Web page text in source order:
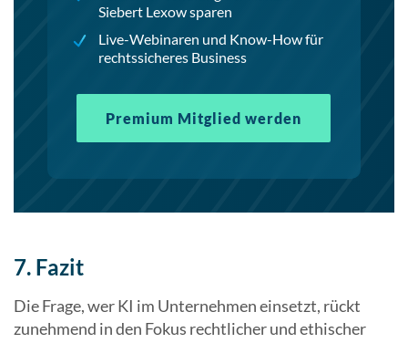
Siebert Lexow sparen
Live-Webinaren und Know-How für
rechtssicheres Business
Premium Mitglied werden
7. Fazit
Die Frage, wer KI im Unternehmen einsetzt, rückt
zunehmend in den Fokus rechtlicher und ethischer